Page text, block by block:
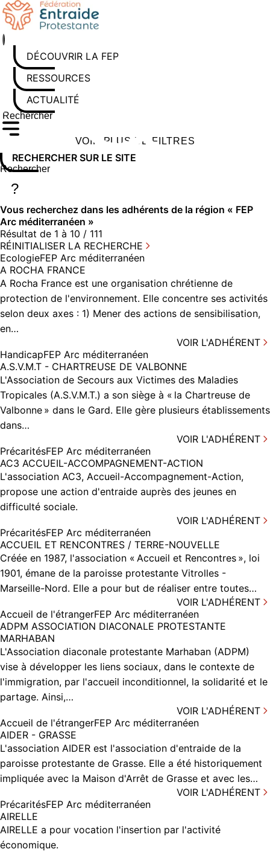
Aller
au
contenu
DÉCOUVRIR LA FEP
RESSOURCES
ACTUALITÉS
Rechercher sur le site
Saisissez au moins 3 caractères pour lancer la recherche
VOIR PLUS DE FILTRES
RECHERCHER SUR LE SITE
Rechercher sur le site
Saisissez au moins 3 caractères pour lancer la recherche
?
Vous recherchez dans les adhérents de la région « FEP
Arc méditerranéen »
Résultat de 1 à 10 / 111
RÉINITIALISER LA RECHERCHE
EcologieFEP Arc méditerranéen
A ROCHA FRANCE
A Rocha France est une organisation chrétienne de
protection de l'environnement. Elle concentre ses activités
selon deux axes : 1) Mener des actions de sensibilisation,
en…
VOIR L'ADHÉRENT
HandicapFEP Arc méditerranéen
A.S.V.M.T - CHARTREUSE DE VALBONNE
L'Association de Secours aux Victimes des Maladies
Tropicales (A.S.V.M.T.) a son siège à « la Chartreuse de
Valbonne » dans le Gard. Elle gère plusieurs établissements
dans…
VOIR L'ADHÉRENT
PrécaritésFEP Arc méditerranéen
AC3 ACCUEIL-ACCOMPAGNEMENT-ACTION
L'association AC3, Accueil-Accompagnement-Action,
propose une action d'entraide auprès des jeunes en
difficulté sociale.
VOIR L'ADHÉRENT
PrécaritésFEP Arc méditerranéen
ACCUEIL ET RENCONTRES / TERRE-NOUVELLE
Créée en 1987, l'association « Accueil et Rencontres », loi
1901, émane de la paroisse protestante Vitrolles -
Marseille-Nord. Elle a pour but de réaliser entre toutes…
VOIR L'ADHÉRENT
Accueil de l'étrangerFEP Arc méditerranéen
ADPM ASSOCIATION DIACONALE PROTESTANTE
MARHABAN
L'Association diaconale protestante Marhaban (ADPM)
vise à développer les liens sociaux, dans le contexte de
l'immigration, par l'accueil inconditionnel, la solidarité et le
partage. Ainsi,…
VOIR L'ADHÉRENT
Accueil de l'étrangerFEP Arc méditerranéen
AIDER - GRASSE
L'association AIDER est l'association d'entraide de la
paroisse protestante de Grasse. Elle a été historiquement
impliquée avec la Maison d'Arrêt de Grasse et avec les…
VOIR L'ADHÉRENT
PrécaritésFEP Arc méditerranéen
AIRELLE
AIRELLE a pour vocation l'insertion par l'activité
économique.